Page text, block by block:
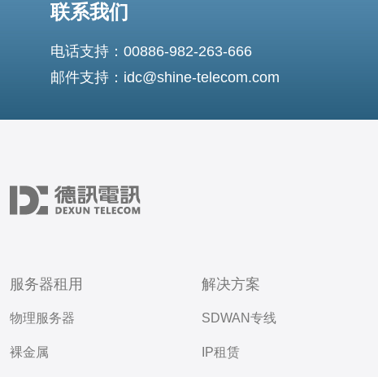
联系我们
电话支持：00886-982-263-666
邮件支持：idc@shine-telecom.com
服务器租用
物理服务器
裸金属
解决方案
SDWAN专线
IP租赁